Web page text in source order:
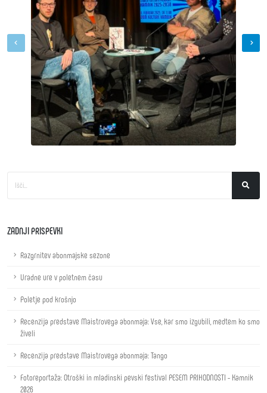
ZADNJI PRISPEVKI
Razgrnitev abonmajske sezone
Uradne ure v poletnem času
Poletje pod krošnjo
Recenzija predstave Maistrovega abonmaja: Vse, kar smo izgubili, medtem ko smo
živeli
Recenzija predstave Maistrovega abonmaja: Tango
Fotoreportaža: Otroški in mladinski pevski festival PESEM PRIHODNOSTI - Kamnik
2026